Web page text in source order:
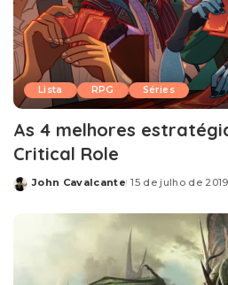
Lista RPG Séries
As 4 melhores
Critical Role
Posted
John Cavalcante 15 de julho de 2019